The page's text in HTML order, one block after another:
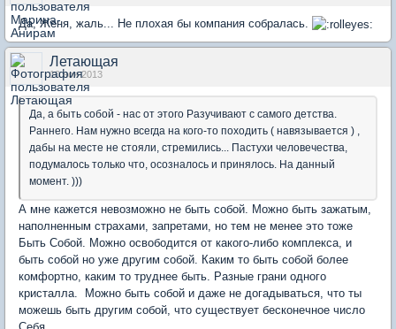
Да, Женя, жаль... Не плохая бы компания собралась.
Летающая
10 ноя 2013
Да, а быть собой - нас от этого Разучивают с самого детства.
Раннего. Нам нужно всегда на кого-то походить ( навязывается ) ,
дабы на месте не стояли, стремились... Пастухи человечества,
подумалось только что, осозналось и принялось. На данный
момент. )))
А мне кажется невозможно не быть собой. Можно быть зажатым,
наполненным страхами, запретами, но тем не менее это тоже
Быть Собой. Можно освободится от какого-либо комплекса, и
быть собой но уже другим собой. Каким то быть собой более
комфортно, каким то труднее быть. Разные грани одного
кристалла. Можно быть собой и даже не догадываться, что ты
можешь быть другим собой, что существует бесконечное число